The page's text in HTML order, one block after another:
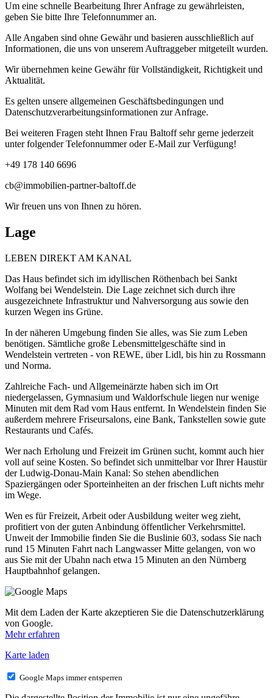
Um eine schnelle Bearbeitung Ihrer Anfrage zu gewährleisten,
geben Sie bitte Ihre Telefonnummer an.
Alle Angaben sind ohne Gewähr und basieren ausschließlich auf
Informationen, die uns von unserem Auftraggeber mitgeteilt wurden.
Wir übernehmen keine Gewähr für Vollständigkeit, Richtigkeit und
Aktualität.
Es gelten unsere allgemeinen Geschäftsbedingungen und
Datenschutzverarbeitungsinformationen zur Anfrage.
Bei weiteren Fragen steht Ihnen Frau Baltoff sehr gerne jederzeit
unter folgender Telefonnummer oder E-Mail zur Verfügung!
+49 178 140 6696
cb@immobilien-partner-baltoff.de
Wir freuen uns von Ihnen zu hören.
Lage
LEBEN DIREKT AM KANAL
Das Haus befindet sich im idyllischen Röthenbach bei Sankt
Wolfang bei Wendelstein. Die Lage zeichnet sich durch ihre
ausgezeichnete Infrastruktur und Nahversorgung aus sowie den
kurzen Wegen ins Grüne.
In der näheren Umgebung finden Sie alles, was Sie zum Leben
benötigen. Sämtliche große Lebensmittelgeschäfte sind in
Wendelstein vertreten - von REWE, über Lidl, bis hin zu Rossmann
und Norma.
Zahlreiche Fach- und Allgemeinärzte haben sich im Ort
niedergelassen, Gymnasium und Waldorfschule liegen nur wenige
Minuten mit dem Rad vom Haus entfernt. In Wendelstein finden Sie
außerdem mehrere Friseursalons, eine Bank, Tankstellen sowie gute
Restaurants und Cafés.
Wer nach Erholung und Freizeit im Grünen sucht, kommt auch hier
voll auf seine Kosten. So befindet sich unmittelbar vor Ihrer Haustür
der Ludwig-Donau-Main Kanal: So stehen abendlichen
Spaziergängen oder Sporteinheiten an der frischen Luft nichts mehr
im Wege.
Wen es für Freizeit, Arbeit oder Ausbildung weiter weg zieht,
profitiert von der guten Anbindung öffentlicher Verkehrsmittel.
Unweit der Immobilie finden Sie die Buslinie 603, sodass Sie nach
rund 15 Minuten Fahrt nach Langwasser Mitte gelangen, von wo
aus Sie mit der Ubahn nach etwa 15 Minuten an den Nürnberg
Hauptbahnhof gelangen.
Mit dem Laden der Karte akzeptieren Sie die Datenschutzerklärung
von Google.
Mehr erfahren
Karte laden
Google Maps immer entsperren